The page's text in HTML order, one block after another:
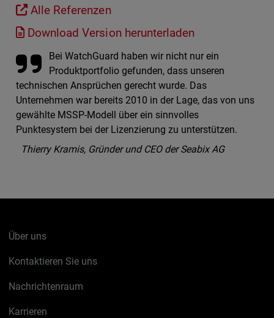
Alle Referenzen
Download Version herunterladen
Bei WatchGuard haben wir nicht nur ein
Produktportfolio gefunden, dass unseren
technischen Ansprüchen gerecht wurde. Das
Unternehmen war bereits 2010 in der Lage, das von uns
gewählte MSSP-Modell über ein sinnvolles
Punktesystem bei der Lizenzierung zu unterstützen.
Thierry Kramis, Gründer und CEO der Seabix AG
Über uns
Kontaktieren Sie uns
Nachrichtenraum
Karrieren